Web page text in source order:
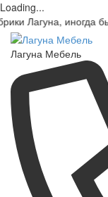
Loading...
иногда бывают
Лагуна Мебель